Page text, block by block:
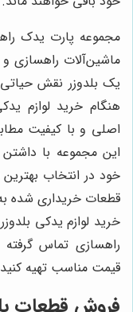
مجموعه پارت یدک
ماشین‌آلات راهسازی
یک بلدوزر نقش حیاتی
هنگام خرید لوازم
اصلی و با کیفیت
این مجموعه با
خود در انتخاب
قطعات خریداری شده
خرید لوازم یدکی
راهسازی تماس
قیمت مناسب تهیه